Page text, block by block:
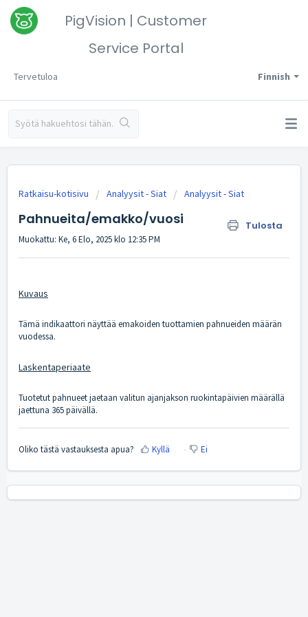
PigVision | Customer
Service Portal
Finnish
Tervetuloa
Ratkaisu-kotisivu Analyysit - Siat Analyysit - Siat
Pahnueita/emakko/vuosi Tulosta
Muokattu: Ke, 6 Elo, 2025 klo 12:35 PM
Kuvaus
Tämä indikaattori näyttää emakoiden tuottamien pahnueiden määrän
vuodessa.
Laskentaperiaate
Tuotetut pahnueet jaetaan valitun ajanjakson ruokintapäivien määrällä
jaettuna 365 päivällä.
Oliko tästä vastauksesta apua? Kyllä Ei